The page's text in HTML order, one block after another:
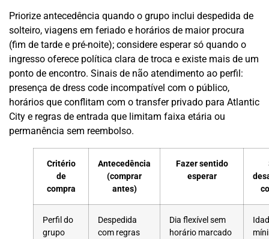
Priorize antecedência quando o grupo inclui despedida de
solteiro, viagens em feriado e horários de maior procura
(fim de tarde e pré-noite); considere esperar só quando o
ingresso oferece política clara de troca e existe mais de um
ponto de encontro. Sinais de não atendimento ao perfil:
presença de dress code incompatível com o público,
horários que conflitam com o transfer privado para Atlantic
City e regras de entrada que limitam faixa etária ou
permanência sem reembolso.
Critério
de
compra
Antecedência
(comprar
antes)
Fazer sentido
esperar
Perfil do
grupo
Despedida
com regras
Dia flexível sem
horário marcado